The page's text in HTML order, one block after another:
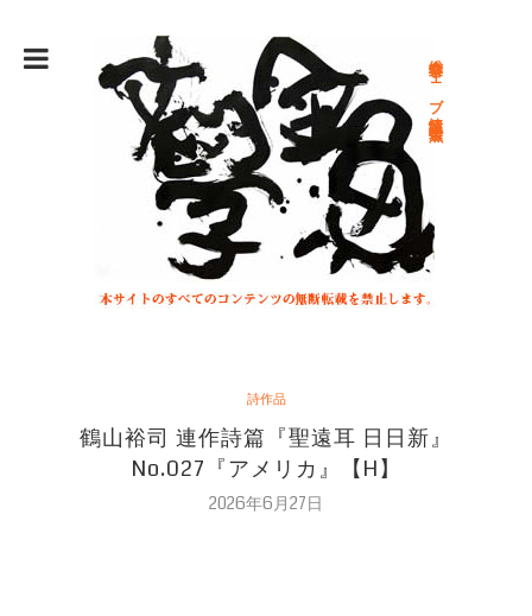
総合文学ウェブ情報誌 文学金魚
詩作品
鶴山裕司 連作詩篇『聖遠耳 日日新』
No.027『アメリカ』【H】
2026年6月27日